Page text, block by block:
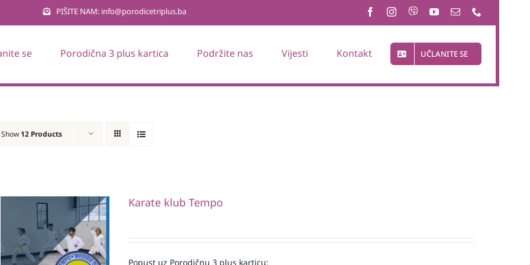
PIŠITE NAM: info@porodicetriplus.ba
se Porodična 3 plus kartica Podržite nas Vijesti Kontakt UČLANITE SE
Show 12 Products
Karate klub Tempo
Popust uz Porodičnu 3 plus karticu: